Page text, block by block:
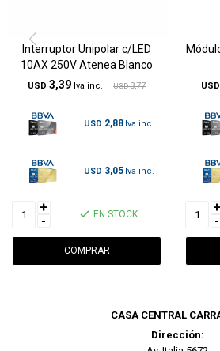
Interruptor Unipolar c/LED
10AX 250V Atenea Blanco
USD 3,39 USD 3,77
USD 2,88
USD 3,05
+
-
EN STOCK
USD
+
-
CASA CENTRAL
Dirección: